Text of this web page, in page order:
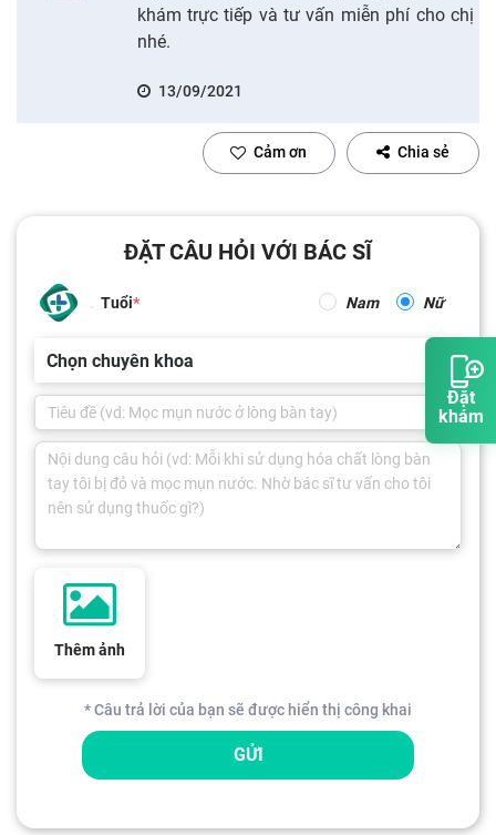
Đặt
khám
khám trực tiếp và tư vấn miễn phí cho chị
nhé.
13/09/2021
Cảm ơn Chia sẻ
ĐẶT CÂU HỎI VỚI BÁC SĨ
Tuổi Nam Nữ
Chọn chuyên khoa
Thêm ảnh
* Câu trả lời của bạn sẽ được hiển thị công khai
GỬI